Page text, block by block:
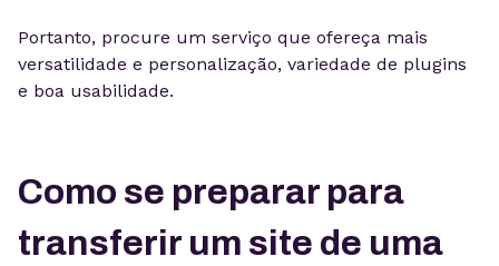
Portanto, procure um serviço que ofereça mais
versatilidade e personalização, variedade de plugins
e boa usabilidade.
Como se preparar para
transferir um site de uma